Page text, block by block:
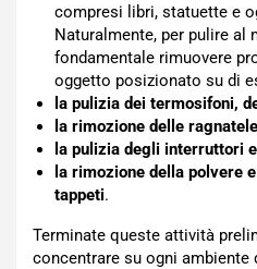
compresi libri, statuette e
Naturalmente, per pulire al
fondamentale rimuovere
oggetto posizionato su di
la pulizia dei termosifoni,
la rimozione delle ragnatele
la pulizia degli interruttori
la rimozione della polvere
tappeti.
Terminate queste attività
concentrare su ogni ambiente